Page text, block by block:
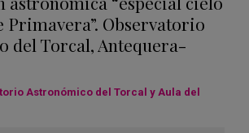
Primavera”. Observatorio
del Torcal, Antequera-
Astronómico del Torcal y Aula del